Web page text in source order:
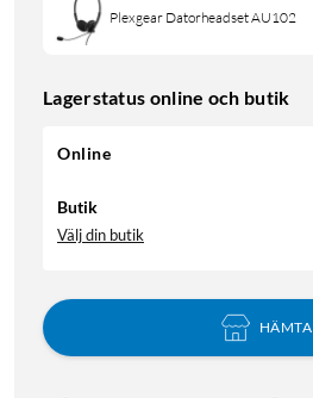
Plexgear Datorheadset AU102
Lagerstatus online och butik
Online
Butik
Välj din butik
HÄMTA